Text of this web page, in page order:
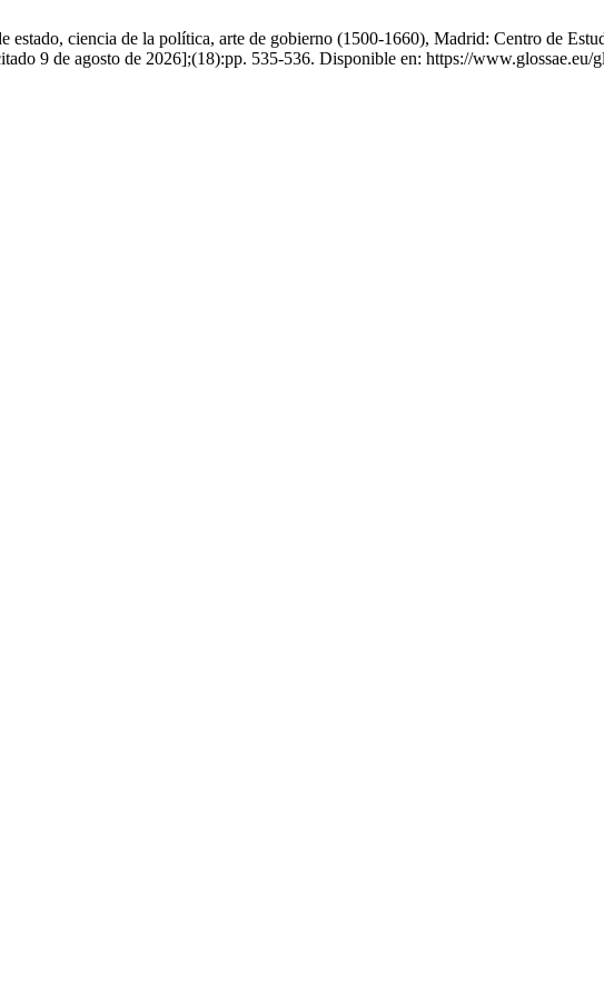
estado, ciencia de la política, arte de gobierno (1500-1660), Madrid: Centro de
9 de agosto de 2026];(18):pp. 535-536. Disponible en: https://www.glossae.eu/